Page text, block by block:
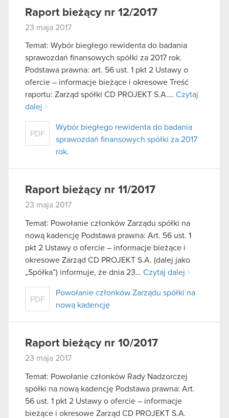
Raport bieżący nr 12/2017
23 maja 2017
Temat: Wybór biegłego rewidenta do badania
sprawozdań finansowych spółki za 2017 rok.
Podstawa prawna: art. 56 ust. 1 pkt 2 Ustawy o
ofercie – informacje bieżące i okresowe Treść
raportu: Zarząd spółki CD PROJEKT S.A…. Czytaj
dalej
PDF
Wybór biegłego rewidenta do badania
sprawozdań finansowych spółki za 2017
rok.
Raport bieżący nr 11/2017
23 maja 2017
Temat: Powołanie członków Zarządu spółki na
nową kadencję Podstawa prawna: Art. 56 ust. 1
pkt 2 Ustawy o ofercie – informacje bieżące i
okresowe Zarząd CD PROJEKT S.A. (dalej jako
„Spółka”) informuje, że dnia 23… Czytaj dalej
PDF
Powołanie członków Zarządu spółki na
nową kadencję
Raport bieżący nr 10/2017
23 maja 2017
Temat: Powołanie członków Rady Nadzorczej
spółki na nową kadencję Podstawa prawna: Art.
56 ust. 1 pkt 2 Ustawy o ofercie – informacje
bieżące i okresowe Zarząd CD PROJEKT S.A.